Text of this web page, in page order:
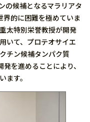
の候補となるマラリアタ
界的に困難を極めていま
太特別栄誉教授が開発
いて、プロテオサイエ
チン候補タンパク質
を進めることにより、
ます。